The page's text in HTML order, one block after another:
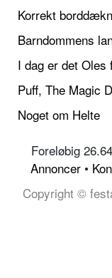
Korrekt
Barndommens
I dag er det Oles
Puff, The Magic
Noget om Helte
Foreløbig
Annoncer •
Copyright ©